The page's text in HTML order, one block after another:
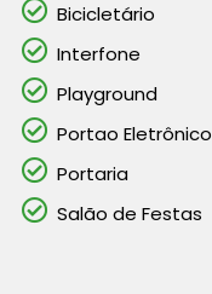
Bicicletário
Interfone
Playground
Portao Eletrônico
Portaria
Salão de Festas